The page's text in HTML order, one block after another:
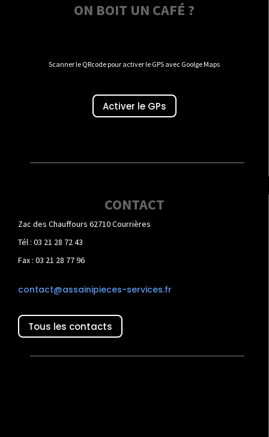
ON BOIT UN CAFÉ ?
Scanner le QRcode pour activer le GPS avec Goolge Maps
Activer le GPs
CONTACT
Zac des Chauffours 62710 Courrières
Tél : 03 21 28 72 43
Fax : 03 21 28 77 96
contact@assainipieces-services.fr
Tous les contacts